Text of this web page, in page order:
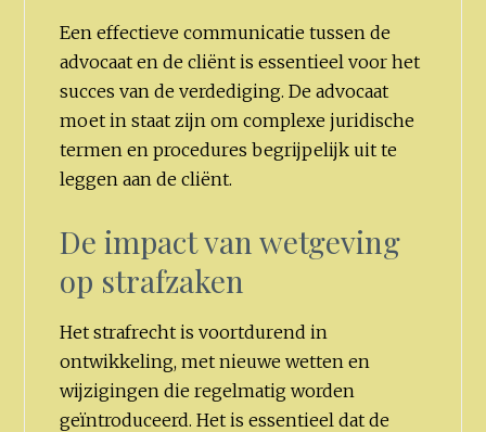
Een effectieve communicatie tussen de
advocaat en de cliënt is essentieel voor het
succes van de verdediging. De advocaat
moet in staat zijn om complexe juridische
termen en procedures begrijpelijk uit te
leggen aan de cliënt.
De impact van wetgeving
op strafzaken
Het strafrecht is voortdurend in
ontwikkeling, met nieuwe wetten en
wijzigingen die regelmatig worden
geïntroduceerd. Het is essentieel dat de